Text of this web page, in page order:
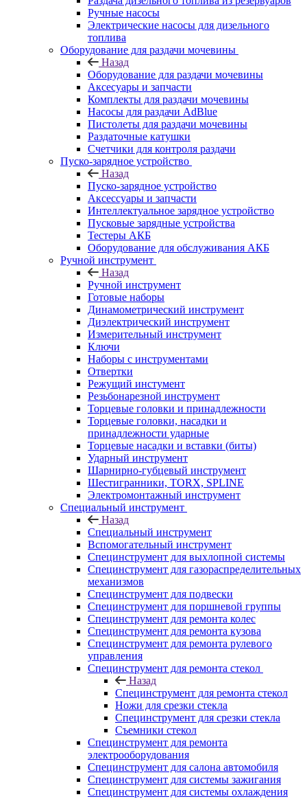
Ручные насосы
Электрические насосы для дизельного
топлива
Оборудование для раздачи мочевины
Назад
Оборудование для раздачи мочевины
Аксесуары и запчасти
Комплекты для раздачи мочевины
Насосы для раздачи AdBlue
Пистолеты для раздачи мочевины
Раздаточные катушки
Счетчики для контроля раздачи
Пуско-зарядное устройство
Назад
Пуско-зарядное устройство
Аксессуары и запчасти
Интеллектуальное зарядное устройство
Пусковые зарядные устройства
Тестеры АКБ
Оборудование для обслуживания АКБ
Ручной инструмент
Назад
Ручной инструмент
Готовые наборы
Динамометрический инструмент
Диэлектрический инструмент
Измерительный инструмент
Ключи
Наборы с инструментами
Отвертки
Режущий инстумент
Резьбонарезной инструмент
Торцевые головки и принадлежности
Торцевые головки, насадки и
принадлежности ударные
Торцевые насадки и вставки (биты)
Ударный инструмент
Шарнирно-губцевый инструмент
Шестигранники, TORX, SPLINE
Электромонтажный инструмент
Специальный инструмент
Назад
Специальный инструмент
Вспомогательный инструмент
Специнструмент для выхлопной системы
Специнструмент для газораспределительных
механизмов
Специнструмент для подвески
Специнструмент для поршневой группы
Специнструмент для ремонта колес
Специнструмент для ремонта кузова
Специнструмент для ремонта рулевого
управления
Специнструмент для ремонта стекол
Назад
Специнструмент для ремонта стекол
Ножи для срезки стекла
Специнструмент для срезки стекла
Съемники стекол
Специнструмент для ремонта
электрооборудования
Специнструмент для салона автомобиля
Специнструмент для системы зажигания
Специнструмент для системы охлаждения